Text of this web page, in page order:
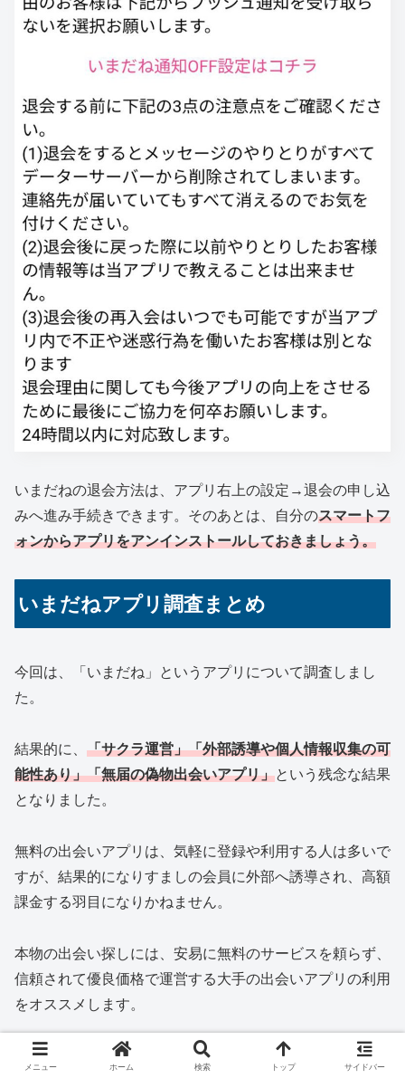
いまだねの退会方法は、アプリ右上の設定→退会の申し込
みへ進み手続きできます。そのあとは、自分のスマートフ
ォンからアプリをアンインストールしておきましょう。
いまだねアプリ調査まとめ
今回は、「いまだね」というアプリについて調査しまし
た。
結果的に、 「サクラ運営」「外部誘導や個人情報収集の可
能性あり」「無届の偽物出会いアプリ」という残念な結果
となりました。
無料の出会いアプリは、気軽に登録や利用する人は多いで
すが、結果的になりすましの会員に外部へ誘導され、高額
課金する羽目になりかねません。
本物の出会い探しには、安易に無料のサービスを頼らず、
信頼されて優良価格で運営する大手の出会いアプリの利用
をオススメします。
メニュー ホーム 検索 トップ サイドバー